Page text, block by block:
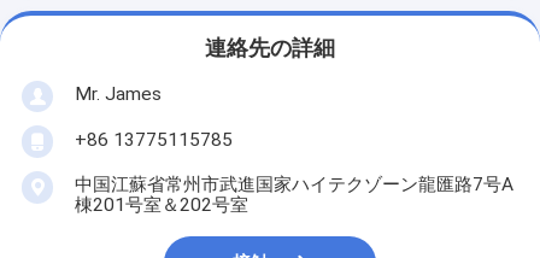
連絡先の詳細
Mr. James
+86 13775115785
中国江蘇省常州市武進国家ハイテクゾーン龍匯路7号A
棟201号室＆202号室